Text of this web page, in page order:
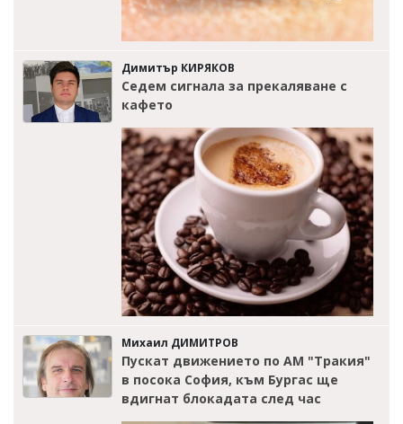
Димитър КИРЯКОВ
Седем сигнала за прекаляване с
кафето
Михаил ДИМИТРОВ
Пускат движението по АМ "Тракия"
в посока София, към Бургас ще
вдигнат блокадата след час